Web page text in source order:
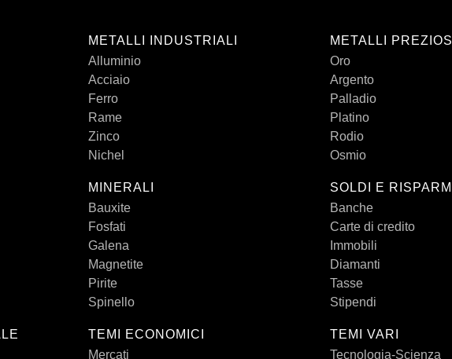
METALLI INDUSTRIALI
Alluminio
Acciaio
Ferro
Rame
Zinco
Nichel
MINERALI
Bauxite
Fosfati
Galena
Magnetite
Pirite
Spinello
TEMI ECONOMICI
Mercati
METALLI PREZIOSI
Oro
Argento
Palladio
Platino
Rodio
Osmio
SOLDI E RISPARMI
Banche
Carte di credito
Immobili
Diamanti
Tasse
Stipendi
TEMI VARI
Tecnologia-Scienza